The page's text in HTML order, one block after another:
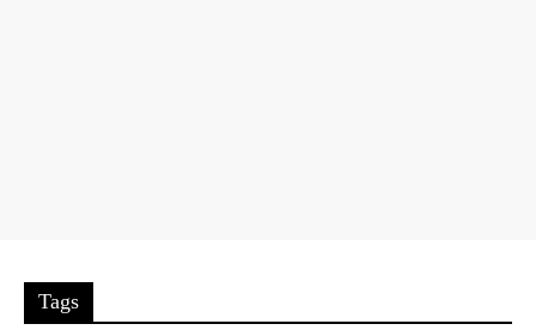
Tags